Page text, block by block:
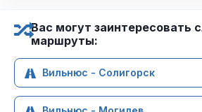
Вас могут заинтересовать
маршруты:
Вильнюс - Солигорск